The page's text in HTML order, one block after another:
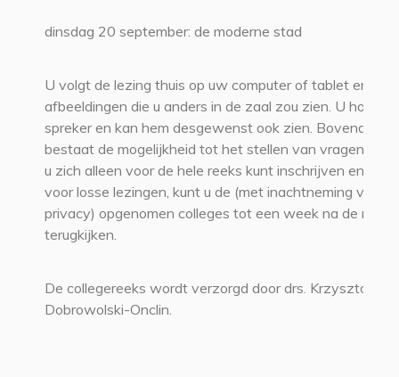
dinsdag 20 september: de moderne stad
U volgt de lezing thuis op uw computer of tablet en ziet
afbeeldingen die u anders in de zaal zou zien. U hoort
spreker en kan hem desgewenst ook zien. Bovendien
bestaat de mogelijkheid tot het stellen van vragen.
u zich alleen voor de hele reeks kunt inschrijven en niet
voor losse lezingen, kunt u de (met inachtneming van
privacy) opgenomen colleges tot een week na de reeks
terugkijken.
De collegereeks wordt verzorgd door drs. Krzysztof
Dobrowolski-Onclin.